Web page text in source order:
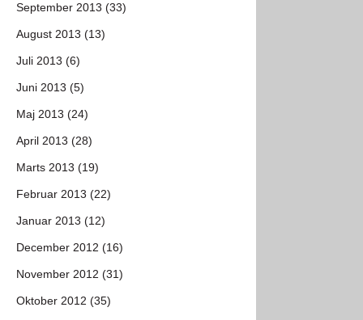
September 2013 (33)
August 2013 (13)
Juli 2013 (6)
Juni 2013 (5)
Maj 2013 (24)
April 2013 (28)
Marts 2013 (19)
Februar 2013 (22)
Januar 2013 (12)
December 2012 (16)
November 2012 (31)
Oktober 2012 (35)